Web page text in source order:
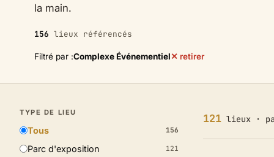
la main.
156 lieux référencés
Filtré par :Complexe Événementiel✕ retirer
TYPE DE LIEU
Tous 156
Parc d'exposition 121
121 lieux ·